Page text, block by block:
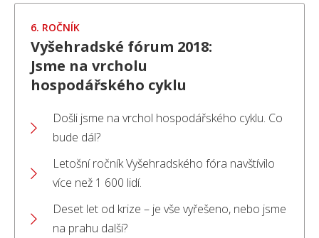
6. ROČNÍK
Vyšehradské fórum 2018:
Jsme na vrcholu
hospodářského cyklu
Došli jsme na vrchol hospodářského cyklu. Co
bude dál?
Letošní ročník Vyšehradského fóra navštívilo
více než 1 600 lidí.
Deset let od krize – je vše vyřešeno, nebo jsme
na prahu další?